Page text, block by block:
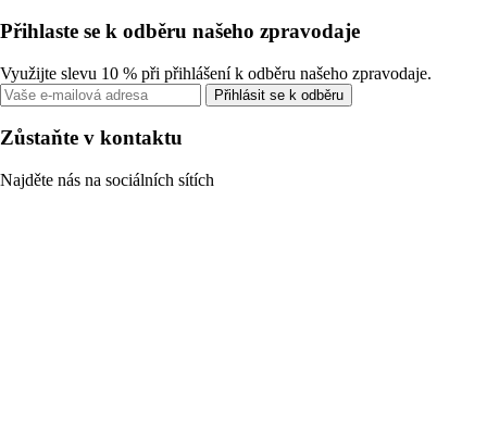
Přihlaste se k odběru našeho zpravodaje
Využijte slevu 10 % při přihlášení k odběru našeho zpravodaje.
Přihlásit se k odběru
Zůstaňte v kontaktu
Najděte nás na sociálních sítích